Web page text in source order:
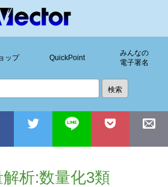
ップ QuickPoint
みんなの
電子署名
解析:数量化3類